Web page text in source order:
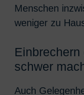
Menschen
weniger zu
schwer
Auch